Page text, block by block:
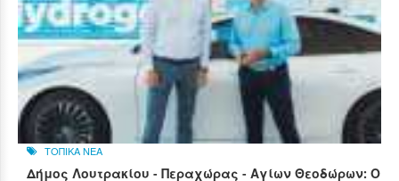
ΤΟΠΙΚΑ ΝΕΑ
Δήμος Λουτρακίου - Περαχώρας - Αγίων Θεοδώρων: Ο